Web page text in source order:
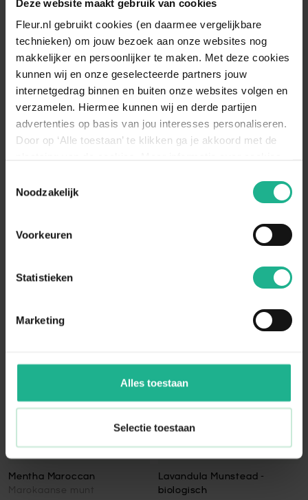
Deze website maakt gebruik van cookies
Fleur.nl gebruikt cookies (en daarmee vergelijkbare
technieken) om jouw bezoek aan onze websites nog
makkelijker en persoonlijker te maken. Met deze cookies
kunnen wij en onze geselecteerde partners jouw
internetgedrag binnen en buiten onze websites volgen en
verzamelen. Hiermee kunnen wij en derde partijen
advertenties op basis van jou interesses personaliseren.
Door op ‘Alle toestaan’ te klikken ga je akkoord met de
decookieverklaring op onze website.
Noodzakelijk
Voorkeuren
Statistieken
Marketing
Alles toestaan
Selectie toestaan
5-20 cm € 3,50 5-20 cm
Mentha Maroccan
Marokaanse munt
Lavandula Munstead -
biologisch